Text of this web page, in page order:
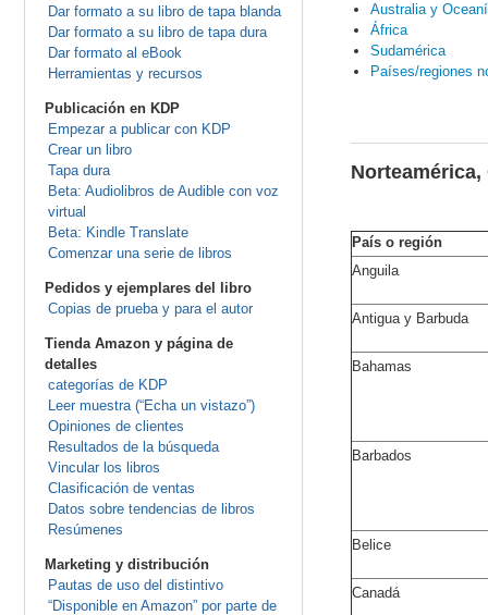
Dar formato a su libro de tapa blanda
Dar formato a su libro de tapa dura
Dar formato al eBook
Herramientas y recursos
Publicación en KDP
Empezar a publicar con KDP
Crear un libro
Tapa dura
Beta: Audiolibros de Audible con voz
virtual
Beta: Kindle Translate
Comenzar una serie de libros
Pedidos y ejemplares del libro
Copias de prueba y para el autor
Tienda Amazon y página de
detalles
categorías de KDP
Leer muestra (“Echa un vistazo”)
Opiniones de clientes
Resultados de la búsqueda
Vincular los libros
Clasificación de ventas
Datos sobre tendencias de libros
Resúmenes
Marketing y distribución
Pautas de uso del distintivo
“Disponible en Amazon” por parte de
Australia y
África
Sudamérica
Países/regiones
País o región
Anguila
Antigua y Barbuda
Bahamas
Barbados
Belice
Canadá